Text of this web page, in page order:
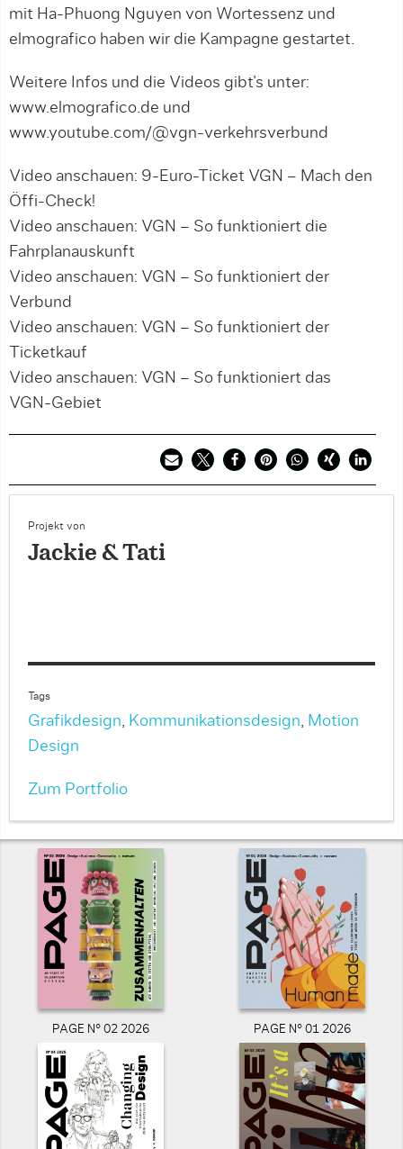
mit Ha-Phuong Nguyen von Wortessenz und
elmografico haben wir die Kampagne gestartet.
Weitere Infos und die Videos gibt’s unter:
www.elmografico.de und
www.youtube.com/@vgn-verkehrsverbund
Video anschauen: 9-Euro-Ticket VGN – Mach den
Öffi-Check!
Video anschauen: VGN – So funktioniert die
Fahrplanauskunft
Video anschauen: VGN – So funktioniert der
Verbund
Video anschauen: VGN – So funktioniert der
Ticketkauf
Video anschauen: VGN – So funktioniert das
VGN-Gebiet
Projekt von
Jackie & Tati
Tags
Grafikdesign, Kommunikationsdesign, Motion
Design
Zum Portfolio
PAGE N° 02 2026 PAGE N° 01 2026